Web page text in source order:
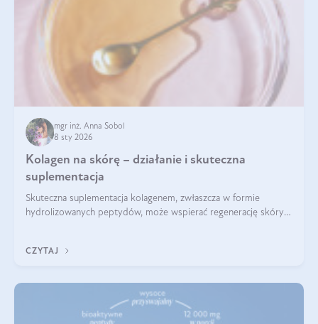
mgr inż. Anna Sobol
8 sty 2026
Kolagen na skórę – działanie i skuteczna
suplementacja
Skuteczna suplementacja kolagenem, zwłaszcza w formie
hydrolizowanych peptydów, może wspierać regenerację skóry i
CZYTAJ